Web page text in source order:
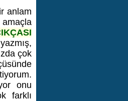
anlam
çok
onu
farklı